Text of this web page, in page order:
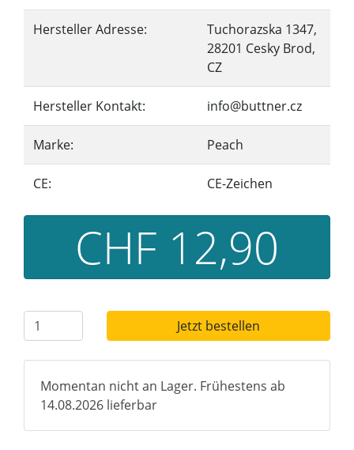
Hersteller Adresse:
Tuchorazska 1347,
28201 Cesky Brod,
CZ
Hersteller Kontakt: info@buttner.cz
Marke: Peach
CE: CE-Zeichen
CHF 12,90
Jetzt bestellen
Momentan nicht an Lager. Frühestens ab
14.08.2026 lieferbar